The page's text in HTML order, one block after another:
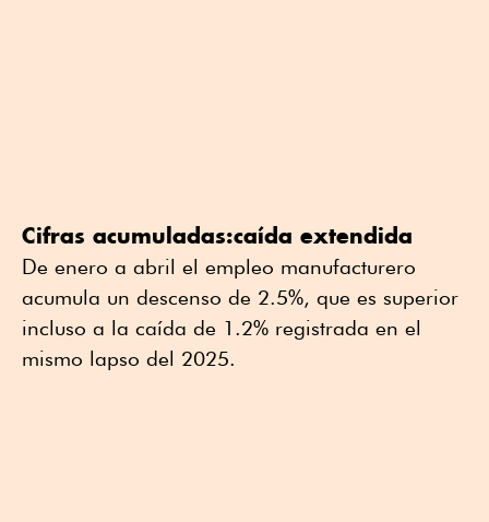
Cifras acumuladas:caída extendida
De enero a abril el empleo manufacturero
acumula un descenso de 2.5%, que es superior
incluso a la caída de 1.2% registrada en el
mismo lapso del 2025.